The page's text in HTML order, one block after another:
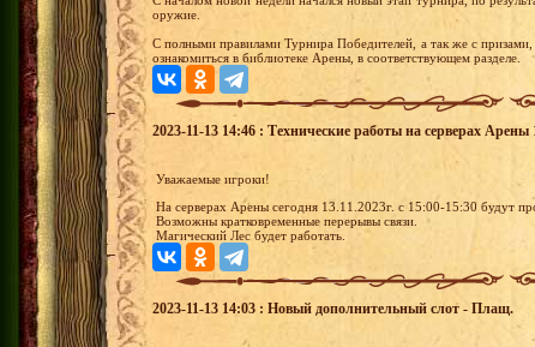
оружие.
С полными правилами Турнира Победителей, а так же с
ознакомиться в библиотеке Арены, в соответствующем разделе.
2023-11-13 14:46 : Технические работы на серверах
Уважаемые игроки!
На серверах Арены сегодня 13.11.2023г. с 15:00-15:30 будут
Возможны кратковременные перерывы связи.
Магический Лес будет работать.
2023-11-13 14:03 : Новый дополнительный слот - Плащ.